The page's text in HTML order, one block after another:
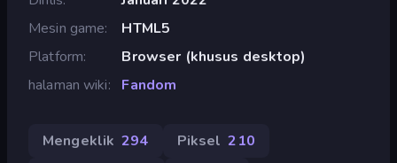
Mesin game
HTML5
Platform
Browser (khusus desktop)
halaman wiki
Fandom
Mengeklik 294 Piksel 210